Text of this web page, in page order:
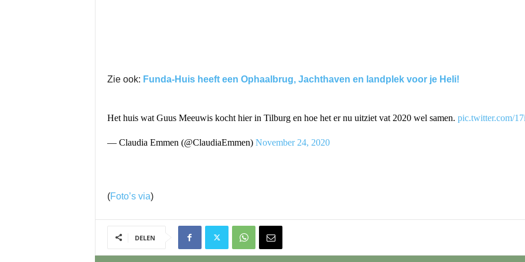
Zie ook: Funda-Huis heeft een Ophaalbrug, Jachthaven en landplek voor je Heli!
Het huis wat Guus Meeuwis kocht hier in Tilburg en hoe het er nu uitziet vat 2020 wel samen. pic.twitter.com/
— Claudia Emmen (@ClaudiaEmmen) November 24, 2020
(Foto’s via)
DELEN